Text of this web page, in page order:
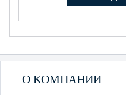
О КОМПАНИИ